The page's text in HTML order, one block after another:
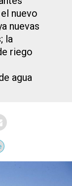
nuevo
nuevas
la
riego
agua